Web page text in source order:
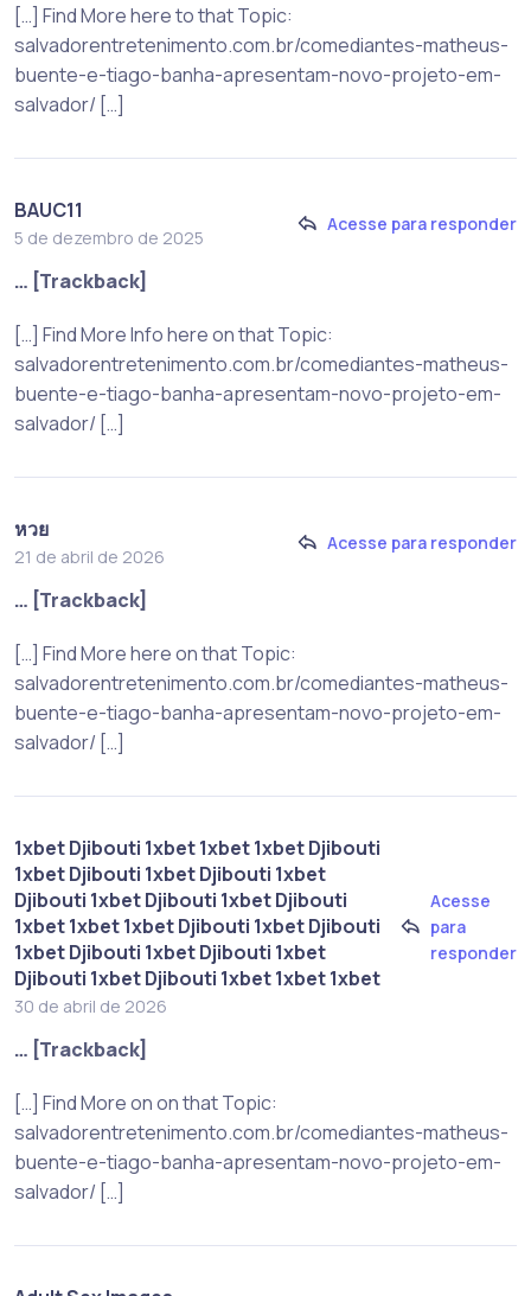
[…] Find More here to that Topic:
salvadorentretenimento.com.br/comediantes-matheus-
buente-e-tiago-banha-apresentam-novo-projeto-em-
salvador/ […]
BAUC11
5 de dezembro de 2025
Acesse para responder
… [Trackback]
[…] Find More Info here on that Topic:
salvadorentretenimento.com.br/comediantes-matheus-
buente-e-tiago-banha-apresentam-novo-projeto-em-
salvador/ […]
หวย
21 de abril de 2026
Acesse para responder
… [Trackback]
[…] Find More here on that Topic:
salvadorentretenimento.com.br/comediantes-matheus-
buente-e-tiago-banha-apresentam-novo-projeto-em-
salvador/ […]
1xbet Djibouti 1xbet 1xbet 1xbet Djibouti
1xbet Djibouti 1xbet Djibouti 1xbet
Djibouti 1xbet Djibouti 1xbet Djibouti
1xbet 1xbet 1xbet Djibouti 1xbet Djibouti
1xbet Djibouti 1xbet Djibouti 1xbet
Djibouti 1xbet Djibouti 1xbet 1xbet 1xbet
30 de abril de 2026
Acesse
para
responder
… [Trackback]
[…] Find More on on that Topic:
salvadorentretenimento.com.br/comediantes-matheus-
buente-e-tiago-banha-apresentam-novo-projeto-em-
salvador/ […]